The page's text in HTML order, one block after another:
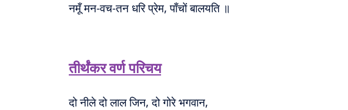
नमूँ मन-वच-तन धरि प्रेम, पाँचों बालयति ॥
तीर्थंकर वर्ण परिचय
दो नीले दो लाल जिन, दो गोरे भगवान,